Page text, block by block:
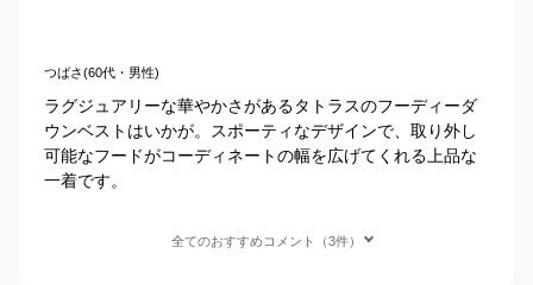
つばさ(60代・男性)
ラグジュアリーな華やかさがあるタトラスのフーディーダ
ウンベストはいかが。スポーティなデザインで、取り外し
可能なフードがコーディネートの幅を広げてくれる上品な
一着です。
全てのおすすめコメント（3件）